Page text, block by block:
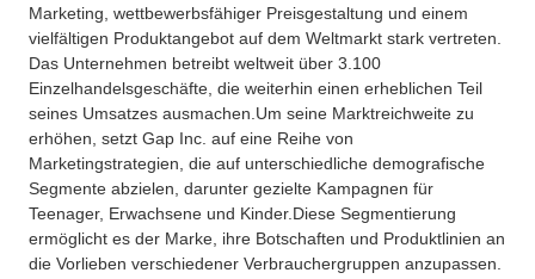
Marketing, wettbewerbsfähiger Preisgestaltung und einem
vielfältigen Produktangebot auf dem Weltmarkt stark vertreten.
Das Unternehmen betreibt weltweit über 3.100
Einzelhandelsgeschäfte, die weiterhin einen erheblichen Teil
seines Umsatzes ausmachen.Um seine Marktreichweite zu
erhöhen, setzt Gap Inc. auf eine Reihe von
Marketingstrategien, die auf unterschiedliche demografische
Segmente abzielen, darunter gezielte Kampagnen für
Teenager, Erwachsene und Kinder.Diese Segmentierung
ermöglicht es der Marke, ihre Botschaften und Produktlinien an
die Vorlieben verschiedener Verbrauchergruppen anzupassen.